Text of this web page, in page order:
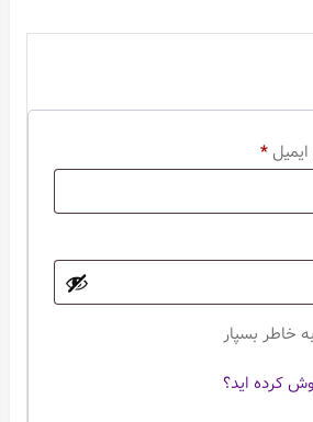
*الزامی
خاطر بسپار
کرده اید؟